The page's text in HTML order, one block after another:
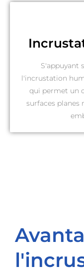
S'appuyant
l'incrustation
qui permet un
surfaces planes